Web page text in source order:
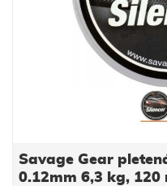
Savage Gear
0.12mm 6,3 kg, 120